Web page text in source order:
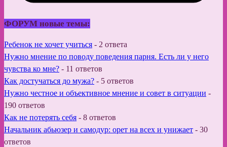
ФОРУМ новые темы:
Ребенок не хочет учиться - 2 ответа
Нужно мнение по поводу поведения парня. Есть ли у него
чувства ко мне? - 11 ответов
Как достучаться до мужа? - 5 ответов
Нужно честное и объективное мнение и совет в ситуации -
190 ответов
Как не потерять себя - 8 ответов
Начальник абьюзер и самодур: орет на всех и унижает - 30
ответов